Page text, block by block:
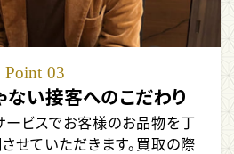
Point 03
ない接客へのこだわり
ービスでお客様のお品物を丁
せていただきます。買取の際